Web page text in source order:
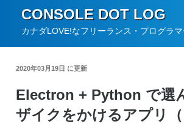
CONSOLE DOT LOG
カナダLOVE!なフリーランス・プログラマ
2020年03月19日 に更新
Electron + Python で選
ザイクをかけるアプリ